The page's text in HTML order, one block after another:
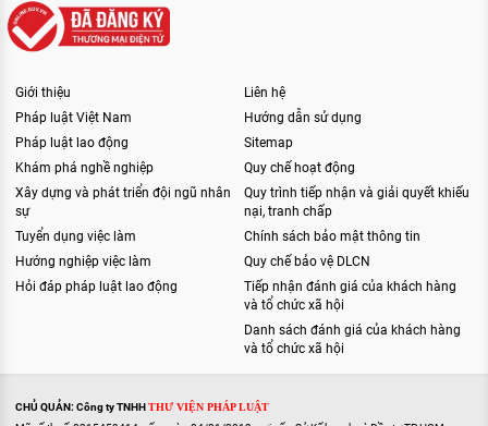
Giới thiệu
Pháp luật Việt Nam
Pháp luật lao động
Khám phá nghề nghiệp
Xây dựng và phát triển đội ngũ nhân
sự
Tuyển dụng việc làm
Hướng nghiệp việc làm
Hỏi đáp pháp luật lao động
Liên hệ
Hướng dẫn sử dụng
Sitemap
Quy chế hoạt động
Quy trình tiếp nhận và giải quyết khiếu
nại, tranh chấp
Chính sách bảo mật thông tin
Quy chế bảo vệ DLCN
Tiếp nhận đánh giá của khách hàng
và tổ chức xã hội
Danh sách đánh giá của khách hàng
và tổ chức xã hội
CHỦ QUẢN: Công ty TNHHTHƯ VIỆN PHÁP LUẬT